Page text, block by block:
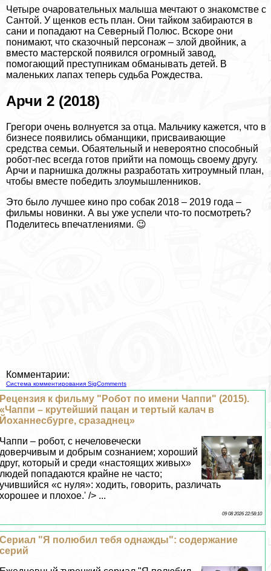
Четыре очаровательных малыша мечтают о знакомстве с
Сантой. У щенков есть план. Они тайком забираются в
сани и попадают на Северный Полюс. Вскоре они
понимают, что сказочный персонаж – злой двойник, а
вместо мастерской появился огромный завод,
помогающий преступникам обманывать детей. В
маленьких лапах теперь судьба Рождества.
Арчи 2 (2018)
Грегори очень волнуется за отца. Мальчику кажется, что в
бизнесе появились обманщики, присваивающие
средства семьи. Обаятельный и невероятно способный
робот-пес всегда готов прийти на помощь своему другу.
Арчи и парнишка должны разработать хитроумный план,
чтобы вместе победить злоумышленников.
Это было лучшее кино про собак 2018 – 2019 года –
фильмы новинки. А вы уже успели что-то посмотреть?
Поделитесь впечатлениями. 😉
Комментарии:
Система комментирования SigComments
Рецензия к фильму "Робот по имени Чаппи" (2015).
«Чаппи – крутейший пацан и тертый калач в
Йоханнесбурге, сразаднец»
Чаппи – робот, с нечеловечески
доверчивым и добрым сознанием; хороший
друг, который и среди «настоящих живых»
людей попадаются крайне не часто;
учившийся «с нуля»: ходить, говорить, различать
хорошее и плохое.' /> ...
09 08 2026 22:58:10
Сериал "Я полюбил тебя однажды": содержание
серий